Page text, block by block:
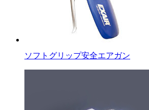
ソフトグリップ安全エアガン